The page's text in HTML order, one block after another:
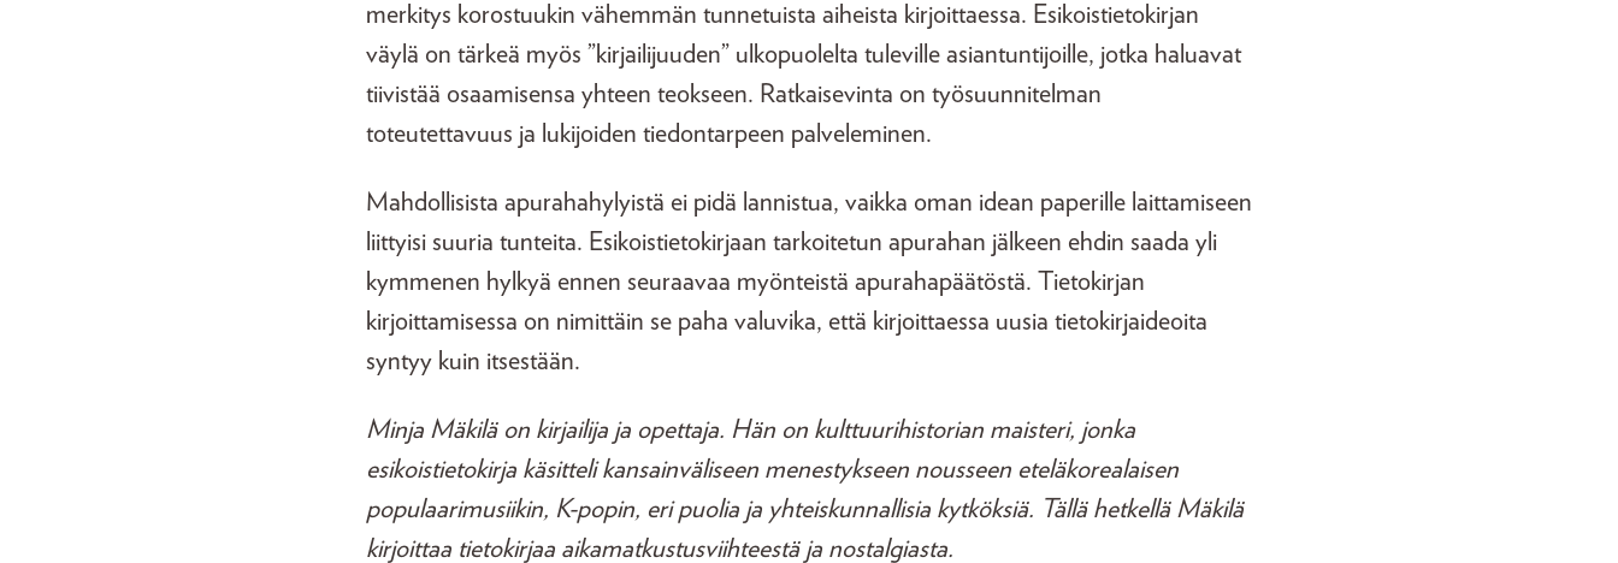
merkitys korostuukin vähemmän tunnetuista aiheista kirjoittaessa. Esikoistietokirjan
väylä on tärkeä myös ”kirjailijuuden” ulkopuolelta tuleville asiantuntijoille, jotka haluavat
tiivistää osaamisensa yhteen teokseen. Ratkaisevinta on työsuunnitelman
toteutettavuus ja lukijoiden tiedontarpeen palveleminen.
Mahdollisista apurahahylyistä ei pidä lannistua, vaikka oman idean paperille laittamiseen
liittyisi suuria tunteita. Esikoistietokirjaan tarkoitetun apurahan jälkeen ehdin saada yli
kymmenen hylkyä ennen seuraavaa myönteistä apurahapäätöstä. Tietokirjan
kirjoittamisessa on nimittäin se paha valuvika, että kirjoittaessa uusia tietokirjaideoita
syntyy kuin itsestään.
Minja Mäkilä on kirjailija ja opettaja. Hän on kulttuurihistorian maisteri, jonka
esikoistietokirja käsitteli kansainväliseen menestykseen nousseen eteläkorealaisen
populaarimusiikin, K-popin, eri puolia ja yhteiskunnallisia kytköksiä. Tällä hetkellä Mäkilä
kirjoittaa tietokirjaa aikamatkustusviihteestä ja nostalgiasta.